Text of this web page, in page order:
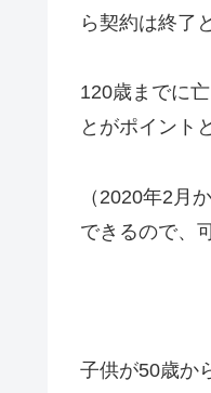
ら契約は終了
120歳までに
とがポイント
（2020年2月
できるので、
子供が50歳か